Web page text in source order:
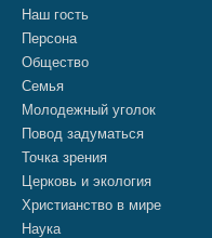
Наш гость
Персона
Общество
Семья
Молодежный уголок
Повод задуматься
Точка зрения
Церковь и экология
Христианство в мире
Наука